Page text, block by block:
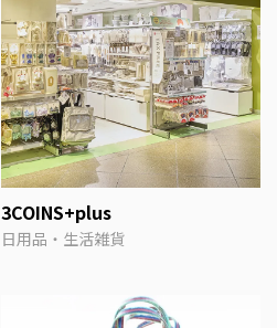
3COINS+plus
日用品・生活雑貨